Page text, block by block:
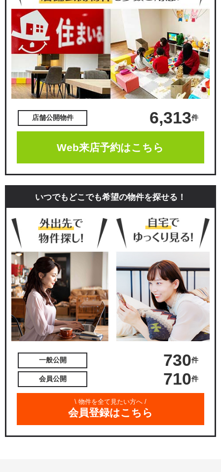
店舗公開物件 6,313件
Web来店予約はこちら
いつでもどこでも希望の物件を探せる！
一般公開 730件
会員公開 710件
\ 物件を全て見たい方へ /
会員登録はこちら